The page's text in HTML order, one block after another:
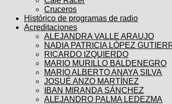
Cruceros
Histórico de programas de radio
Acreditaciones
ALEJANDRA VALLE ARAUJO
NADIA PATRICIA LÓPEZ
RICARDO IZQUIERDO
MARIO MURILLO BALDENEGRO
MARIO ALBERTO ANAYA SILVA
JOSUÉ ANZO MARTÍNEZ
IBAN MIRANDA SÁNCHEZ
ALEJANDRO PALMA LEDEZMA